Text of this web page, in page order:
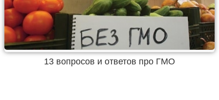
13 вопросов и ответов про ГМО